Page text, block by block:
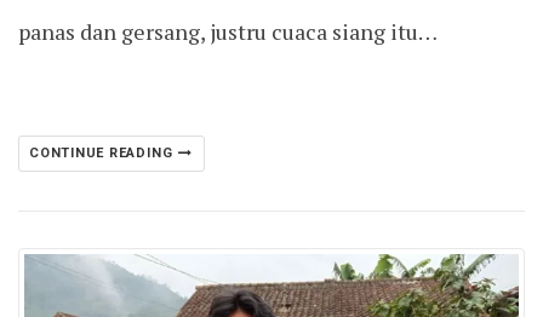
panas dan gersang, justru cuaca siang itu…
CONTINUE READING